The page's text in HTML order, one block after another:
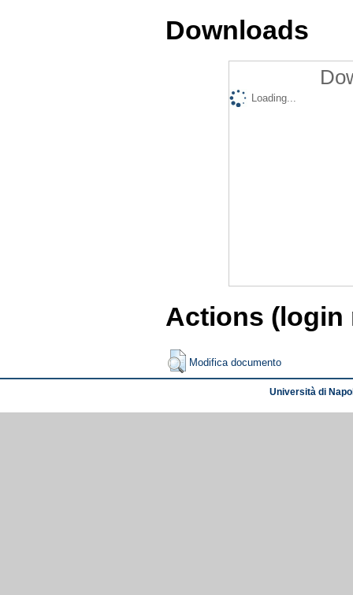
Downloads
Loading...
Actions (login
Modifica documento
Università di